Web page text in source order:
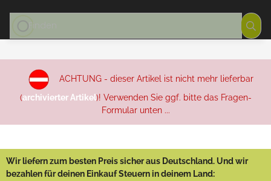
ACHTUNG - dieser Artikel ist nicht mehr lieferbar
(archivierter Artikel)! Verwenden Sie ggf. bitte das Fragen-
Formular unten ...
Wir liefern zum besten Preis sicher aus Deutschland. Und wir
bezahlen für deinen Einkauf Steuern in deinem Land: